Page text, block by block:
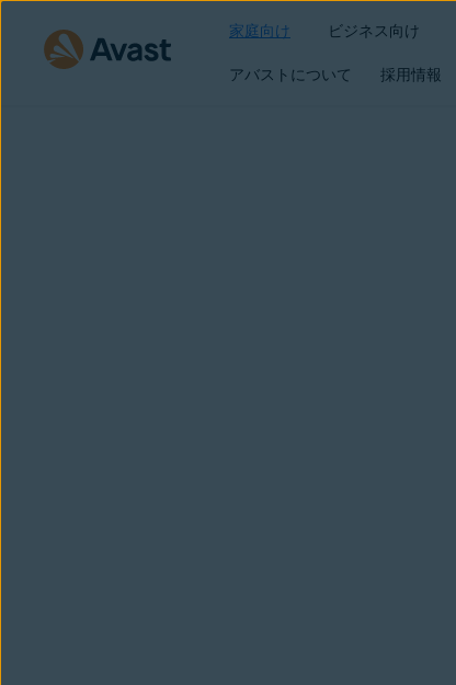
家庭向け ビジネス向け
アバストについて 採用情報